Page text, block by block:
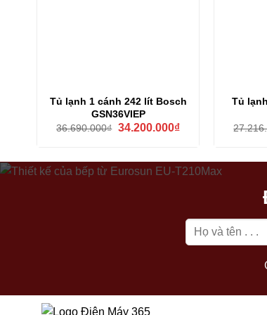
Tủ lạnh 1 cánh 242 lít Bosch
GSN36VIEP
36.690.000₫ Giá
34.200.000₫Giá
34.200.000₫.
Tủ